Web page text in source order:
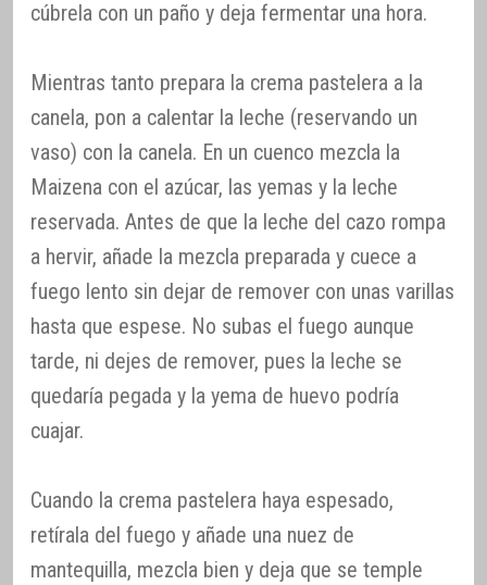
cúbrela con un paño y deja fermentar una hora.
Mientras tanto prepara la crema pastelera a la
canela, pon a calentar la leche (reservando un
vaso) con la canela. En un cuenco mezcla la
Maizena con el azúcar, las yemas y la leche
reservada. Antes de que la leche del cazo rompa
a hervir, añade la mezcla preparada y cuece a
fuego lento sin dejar de remover con unas varillas
hasta que espese. No subas el fuego aunque
tarde, ni dejes de remover, pues la leche se
quedaría pegada y la yema de huevo podría
cuajar.
Cuando la crema pastelera haya espesado,
retírala del fuego y añade una nuez de
mantequilla, mezcla bien y deja que se temple